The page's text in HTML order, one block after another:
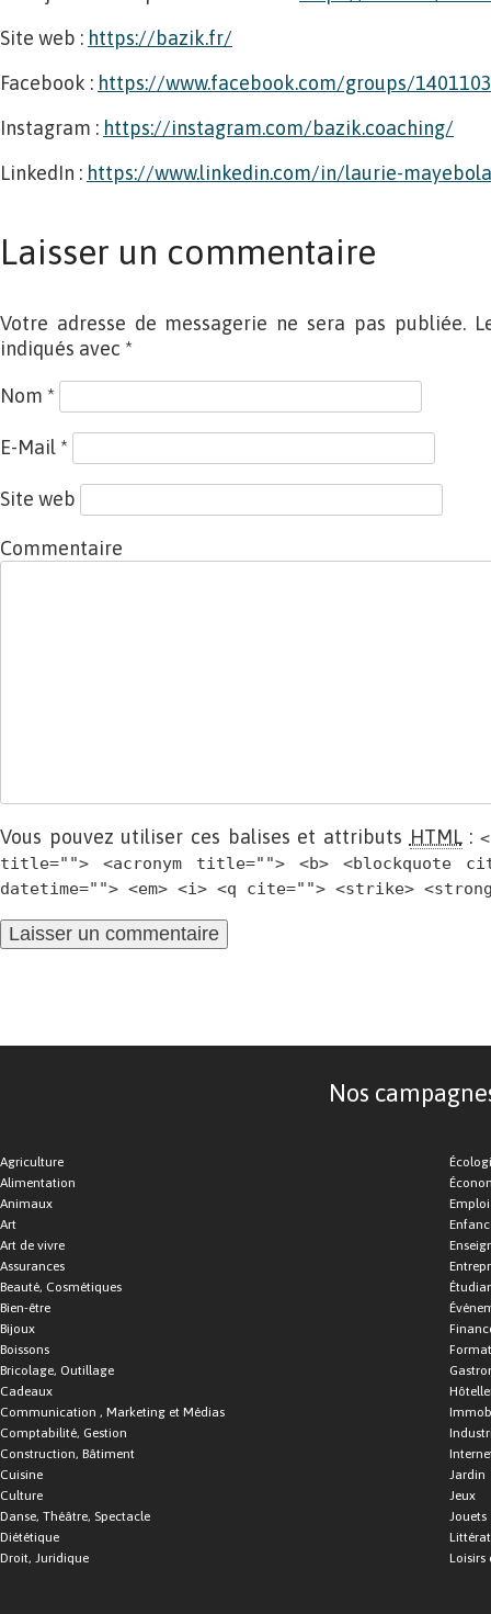
Site web : https://bazik.fr/
Facebook : https://www.facebook.com/groups/
Instagram : https://instagram.com/bazik.coaching/
LinkedIn : https://www.linkedin.com/in/laurie-
Laisser un commentaire
Votre adresse de messagerie ne sera pas publiée.
indiqués avec *
Nom *
E-Mail *
Site web
Commentaire
Vous pouvez utiliser ces balises et attributs HTML:
title=""> <acronym title=""> <b> <blockquote
datetime=""> <em> <i> <q cite=""> <strike>
Nos
Agriculture
Alimentation
Animaux
Art
Art de vivre
Assurances
Beauté, Cosmétiques
Bien-être
Bijoux
Boissons
Bricolage, Outillage
Cadeaux
Communication , Marketing et Médias
Comptabilité, Gestion
Construction, Bâtiment
Cuisine
Culture
Danse, Théâtre, Spectacle
Diététique
Droit, Juridique
Emploi
Jardin
Jeux
Jouets
Loisirs